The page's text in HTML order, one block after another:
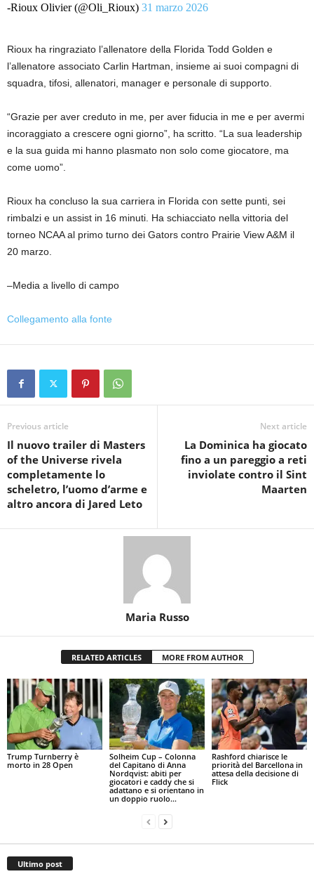
-Rioux Olivier (@Oli_Rioux) 31 marzo 2026
Rioux ha ringraziato l’allenatore della Florida Todd Golden e
l’allenatore associato Carlin Hartman, insieme ai suoi compagni di
squadra, tifosi, allenatori, manager e personale di supporto.
“Grazie per aver creduto in me, per aver fiducia in me e per avermi
incoraggiato a crescere ogni giorno”, ha scritto. “La sua leadership
e la sua guida mi hanno plasmato non solo come giocatore, ma
come uomo”.
Rioux ha concluso la sua carriera in Florida con sette punti, sei
rimbalzi e un assist in 16 minuti. Ha schiacciato nella vittoria del
torneo NCAA al primo turno dei Gators contro Prairie View A&M il
20 marzo.
–Media a livello di campo
Collegamento alla fonte
Previous article
Il nuovo trailer di Masters
of the Universe rivela
completamente lo
scheletro, l’uomo d’arme e
altro ancora di Jared Leto
Next article
La Dominica ha giocato
fino a un pareggio a reti
inviolate contro il Sint
Maarten
Maria Russo
RELATED ARTICLES MORE FROM AUTHOR
Trump Turnberry è
morto in 28 Open
Solheim Cup – Colonna
del Capitano di Anna
Nordqvist: abiti per
giocatori e caddy che si
adattano e si orientano in
un doppio ruolo...
Rashford chiarisce le
priorità del Barcellona in
attesa della decisione di
Flick
Ultimo post